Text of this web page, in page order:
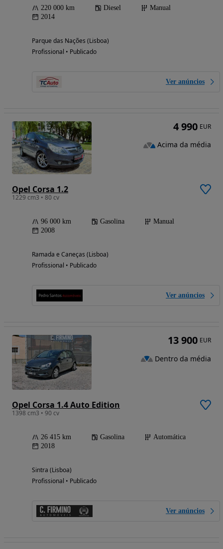
220 000 km Diesel
Manual
2014
Parque das Nações (Lisboa)
Profissional • Publicado
Ver anúncios
Opel Corsa 1.2
1229 cm3 • 80 cv
96 000 km Gasolina
Manual
2008
Ramada e Caneças (Lisboa)
Profissional • Publicado
Ver anúncios
4 990 EUR
Acima da média
Opel Corsa 1.4 Auto Edition
1398 cm3 • 90 cv
26 415 km Gasolina
Automática
2018
Sintra (Lisboa)
Profissional • Publicado
Ver anúncios
13 900 EUR
Dentro da média